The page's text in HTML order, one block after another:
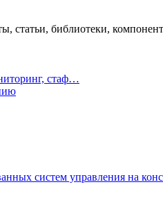
статьи, библиотеки,
стаф…
систем управления на